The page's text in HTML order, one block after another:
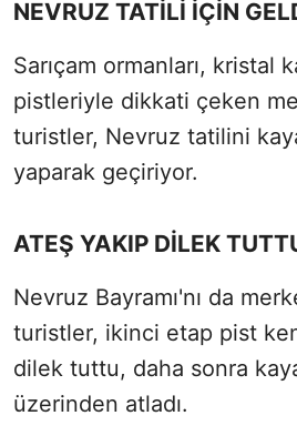
NEVRUZ TATİLİ İÇİN
Sarıçam ormanları, kristal
pistleriyle dikkati çeken
turistler, Nevruz tatilini
yaparak geçiriyor.
ATEŞ YAKIP DİLEK
Nevruz Bayramı'nı da
turistler, ikinci etap pist
dilek tuttu, daha sonra
üzerinden atladı.